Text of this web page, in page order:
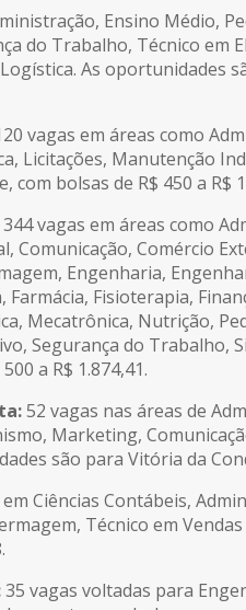
Ensino Médio,
do Trabalho, Técnico em
As oportunidades
vagas em áreas como
Licitações, Manutenção
com bolsas de R$ 450 a R$
344 vagas em áreas como
Comunicação, Comércio
Engenharia,
Farmácia, Fisioterapia,
Mecatrônica, Nutrição,
Segurança do Trabalho,
a R$ 1.874,41.
52 vagas nas áreas de
Marketing,
são para Vitória da
em Ciências Contábeis,
Técnico em
35 vagas voltadas para